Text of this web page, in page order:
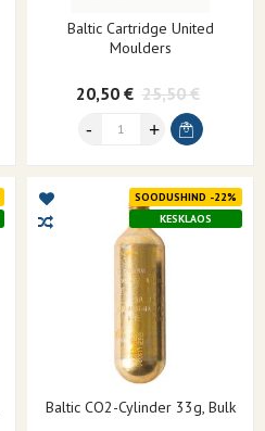
Baltic Cartridge United
Moulders
20,50 € 25,50 €
SOODUSHIND -22%
KESKLAOS
Baltic CO2-Cylinder 33g, Bulk